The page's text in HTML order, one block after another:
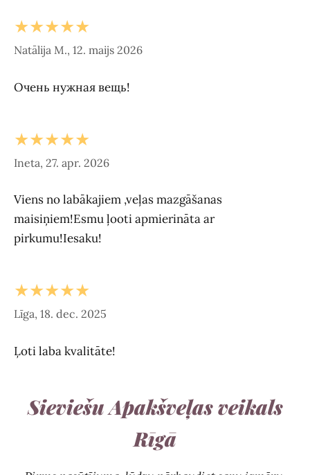
Sieviešu Apakšveļas veikals
Rīgā
★★★★★
Natālija M., 12. maijs 2026
Очень нужная вещь!
★★★★★
Ineta, 27. apr. 2026
Viens no labākajiem ,veļas mazgāšanas
maisiņiem!Esmu ļooti apmierināta ar
pirkumu!Iesaku!
★★★★★
Līga, 18. dec. 2025
Ļoti laba kvalitāte!